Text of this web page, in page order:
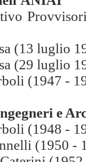
(13 luglio
(29 luglio
(1947 -
e
(1948 -
(1950 -